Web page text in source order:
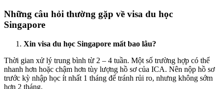
Những câu hỏi thường gặp về visa du học
Singapore
Xin visa du học Singapore mất bao lâu?
Thời gian xử lý trung bình từ 2 – 4 tuần. Một số trường hợp có thể
nhanh hơn hoặc chậm hơn tùy lượng hồ sơ của ICA. Nên nộp hồ sơ
trước kỳ nhập học ít nhất 1 tháng để tránh rủi ro, nhưng không sớm
hơn 2 tháng.